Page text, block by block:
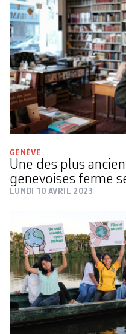
GENÈVE
Une des plus
genevoises ferme
LUNDI 10 AVRIL 2023